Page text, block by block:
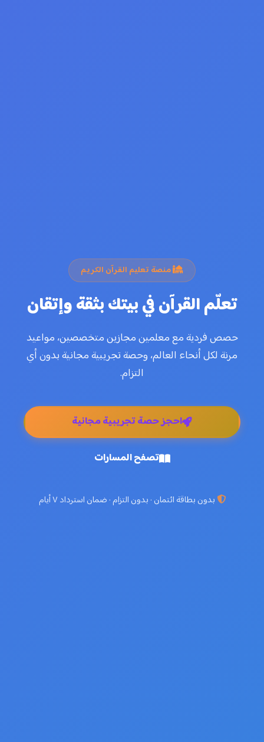
منصة تعليم القرآن الكريم
تعلّم القرآن في بيتك بثقة وإتقان
حصص فردية مع معلمين مجازين متخصصين، مواعيد
مرنة لكل أنحاء العالم، وحصة تجريبية مجانية بدون أي
التزام.
احجز حصة تجريبية مجانية
تصفح المسارات
بدون بطاقة ائتمان · بدون التزام · ضمان استرداد ٧ أيام